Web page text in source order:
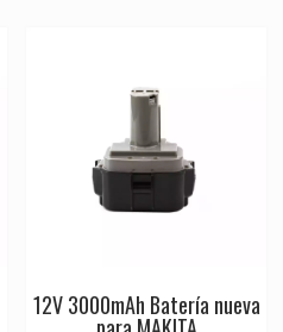
12V 3000mAh Batería nueva